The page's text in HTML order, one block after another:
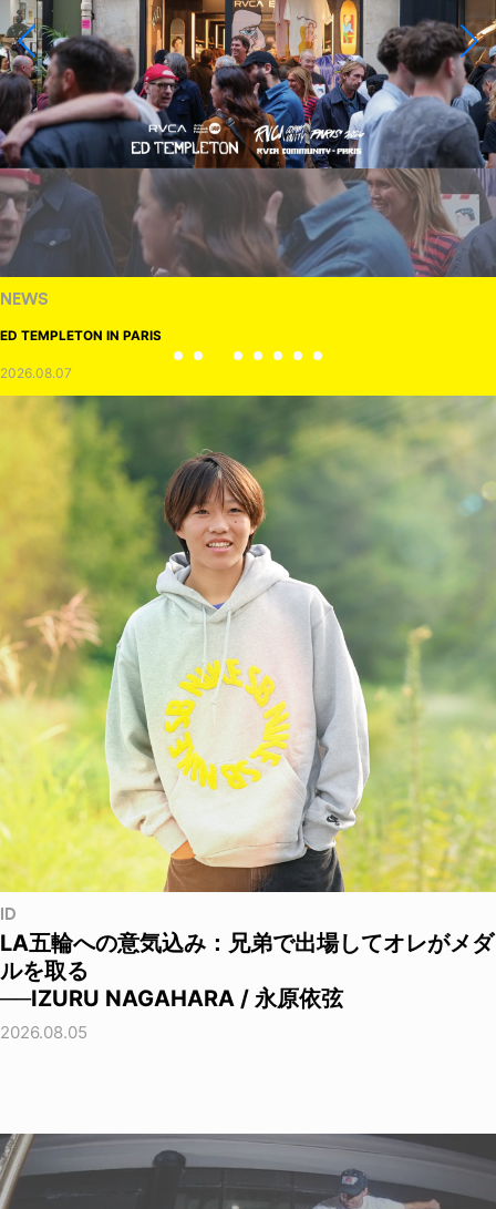
NEWS
ED TEMPLETON IN PARIS
2026.08.07
ID
LA五輪への意気込み：兄弟で出場してオレがメダ
ルを取る
──IZURU NAGAHARA / 永原依弦
2026.08.05